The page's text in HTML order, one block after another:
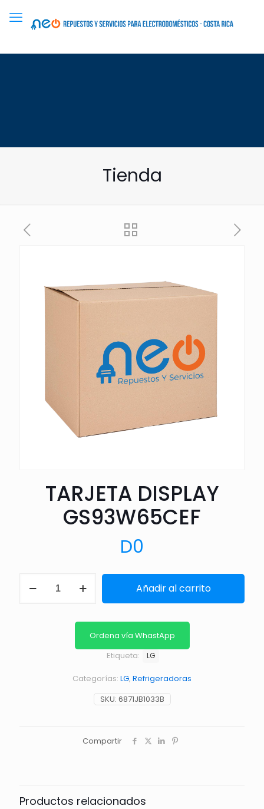
Tienda
TARJETA DISPLAY
GS93W65CEF
D0
DISPLAY
Añadir al carrito
Ordena vía WhastApp
SKU: 6871JB1033B
Categorías: LG, Refrigeradoras
Etiqueta: LG
Compartir
Productos relacionados